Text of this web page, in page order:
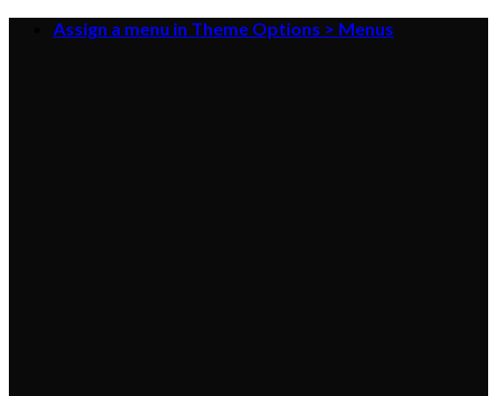
Assign a menu in Theme Options > Menus